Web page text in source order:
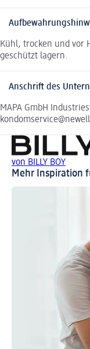
Kühl, trocken und vor
geschützt lagern.
Anschrift des
MAPA GmbH
von BILLY BOY
Mehr Inspiration